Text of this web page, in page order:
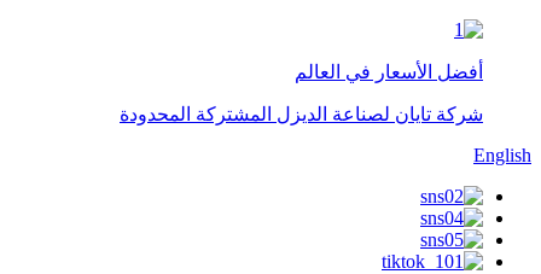
أفضل الأسعار في العالم
شركة تايان لصناعة الديزل المشتركة المحدودة
English